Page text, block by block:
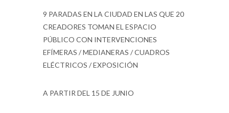
9 PARADAS EN LA CIUDAD EN LAS QUE 20
CREADORES TOMAN EL ESPACIO
PÚBLICO CON INTERVENCIONES
EFÍMERAS / MEDIANERAS / CUADROS
ELÉCTRICOS / EXPOSICIÓN
A PARTIR DEL 15 DE JUNIO